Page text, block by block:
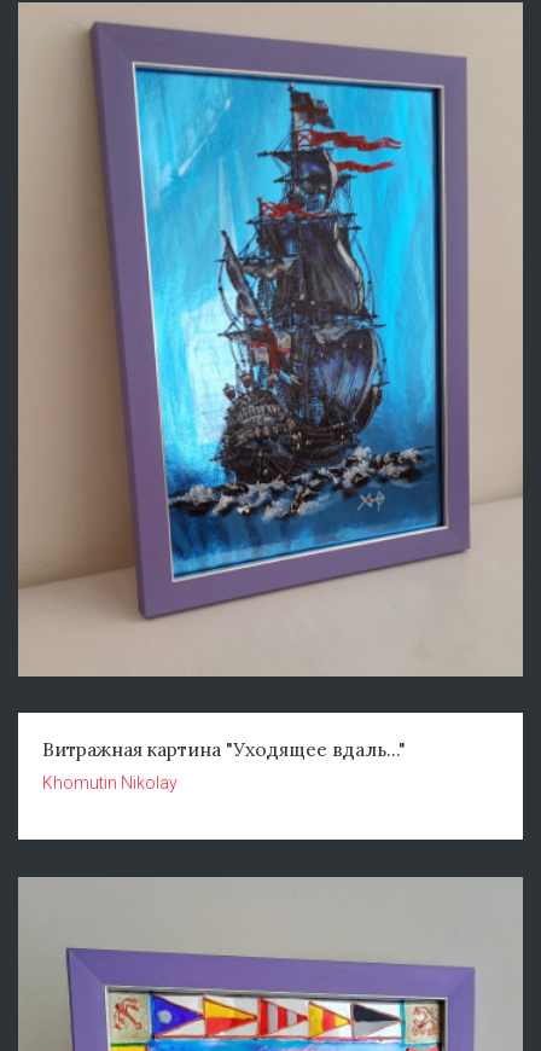
Витражная картина "Уходящее вдаль..."
Khomutin Nikolay